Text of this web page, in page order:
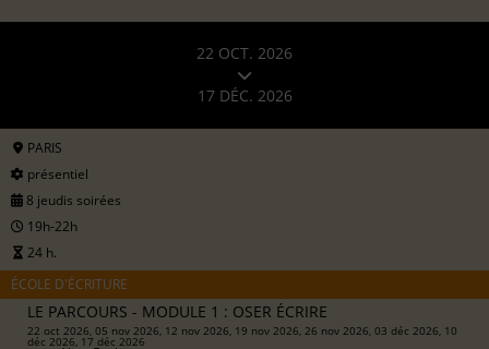
22 OCT. 2026
17 DÉC. 2026
PARIS
présentiel
8 jeudis soirées
19h-22h
24 h.
ÉCOLE D'ÉCRITURE
LE PARCOURS - MODULE 1 : OSER ÉCRIRE
22 oct 2026, 05 nov 2026, 12 nov 2026, 19 nov 2026, 26 nov 2026, 03 déc 2026, 10
déc 2026, 17 déc 2026